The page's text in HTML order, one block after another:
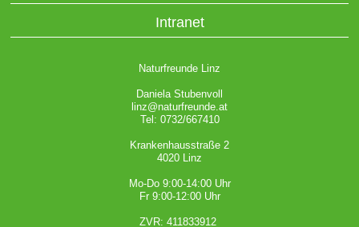
Intranet
Naturfreunde Linz
Daniela Stubenvoll
linz@naturfreunde.at
Tel: 0732/667410
Krankenhausstraße 2
4020 Linz
Mo-Do 9:00-14:00 Uhr
Fr 9:00-12:00 Uhr
ZVR: 411833912